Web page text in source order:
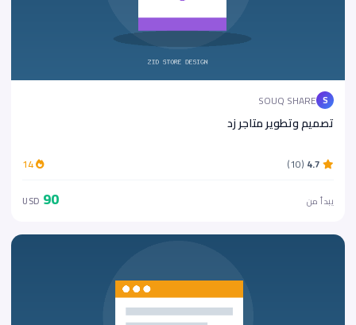
S
SOUQ SHARE
تصميم وتطوير متاجر زد
4.7
(10)
يبدأ من 90
USD